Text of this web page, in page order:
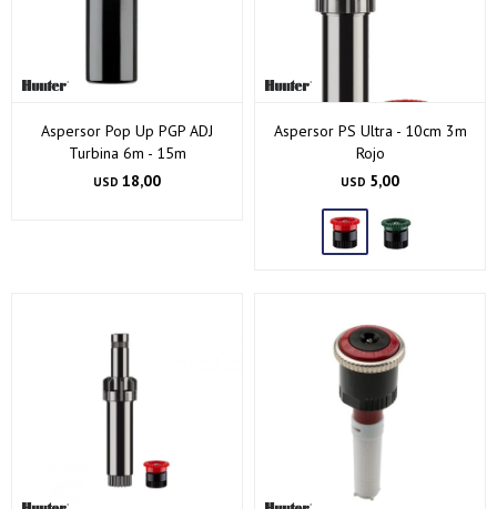
Aspersor Pop Up PGP ADJ
Turbina 6m - 15m
USD 18,00
Aspersor PS Ultra - 10cm 3m
Rojo
USD 5,00